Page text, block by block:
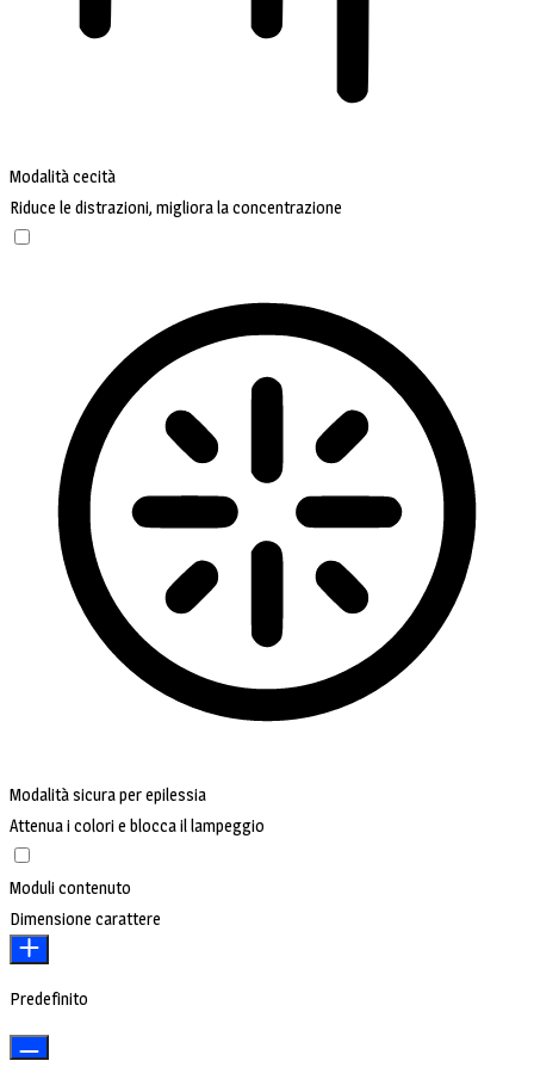
Modalità cecità
Riduce le distrazioni, migliora la concentrazione
Modalità sicura per epilessia
Attenua i colori e blocca il lampeggio
Moduli contenuto
Dimensione carattere
Predefinito